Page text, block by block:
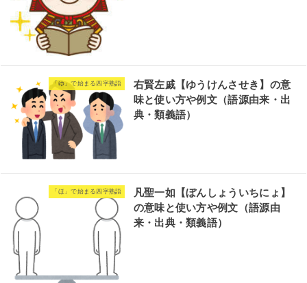
「ゆ」で始まる四字熟語
右賢左戚【ゆうけんさせき】の意
味と使い方や例文（語源由来・出
典・類義語）
「ほ」で始まる四字熟語
凡聖一如【ぼんしょういちにょ】
の意味と使い方や例文（語源由
来・出典・類義語）